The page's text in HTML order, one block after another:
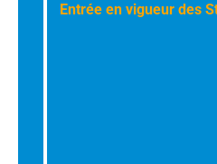
Entrée en vigueur des